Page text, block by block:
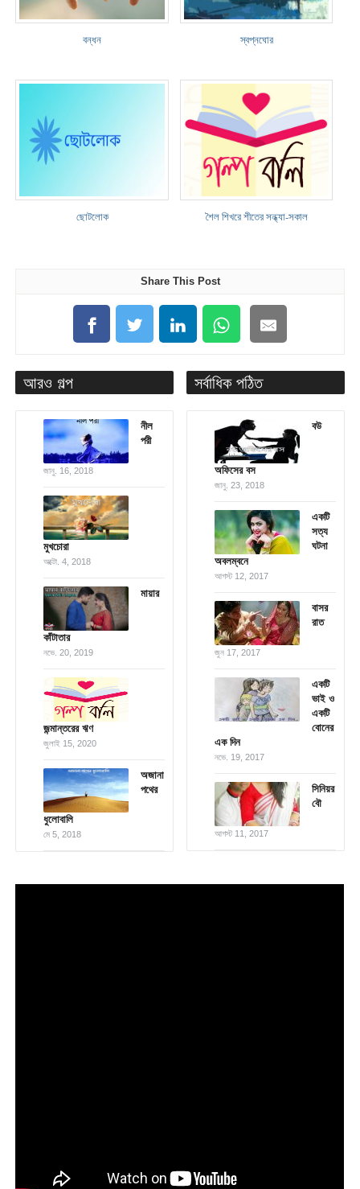
বন্ধন স্বপ্নঘোর
ছোটলোক শৈল শিখরে শীতের সন্ধ্যা-সকাল
Share This Post
আরও গল্প
নীল
পরী
জানু. 16, 2018
মুখচোরা
অক্টো. 4, 2018
মায়ার
কাঁটাতার
নভে. 20, 2019
জন্মান্তরের ঋণ
জুলাই 15, 2020
অজানা
পথের
ধুলোবালি
মে 5, 2018
সর্বাধিক পঠিত
বউ
অফিসের বস
জানু. 23, 2018
একটি
সত্য
ঘটনা
অবলম্বনে
আগস্ট 12, 2017
বাসর
রাত
জুন 17, 2017
একটি
ভাই ও
একটি
বোনের
এক দিন
নভে. 19, 2017
সিনিয়র
বৌ
আগস্ট 11, 2017